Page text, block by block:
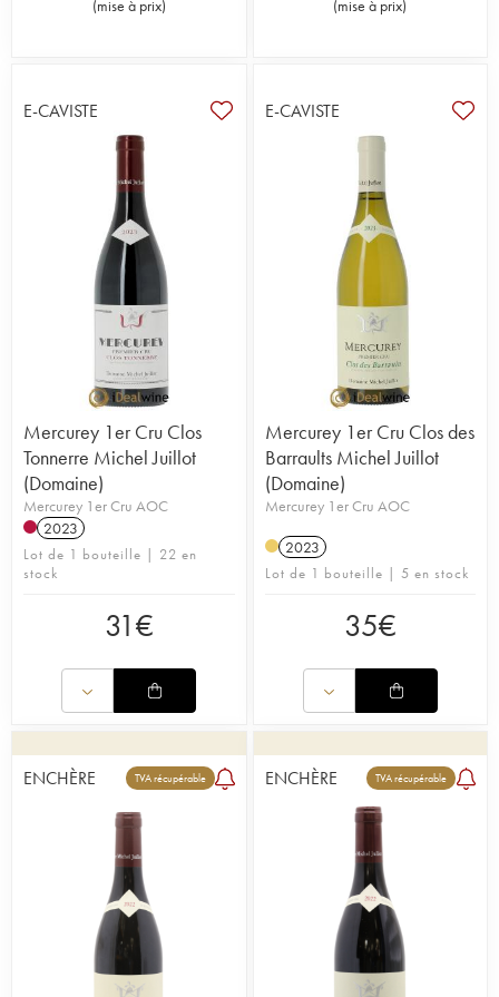
(mise à prix) (mise à prix)
E-CAVISTE
Mercurey 1er Cru Clos
Tonnerre Michel Juillot
(Domaine)
Mercurey 1er Cru AOC
2023
Lot de 1 bouteille | 22 en
stock
31€
E-CAVISTE
Mercurey 1er Cru Clos des
Barraults Michel Juillot
(Domaine)
Mercurey 1er Cru AOC
2023
Lot de 1 bouteille | 5 en stock
35€
ENCHÈRE TVA récupérable ENCHÈRE TVA récupérable